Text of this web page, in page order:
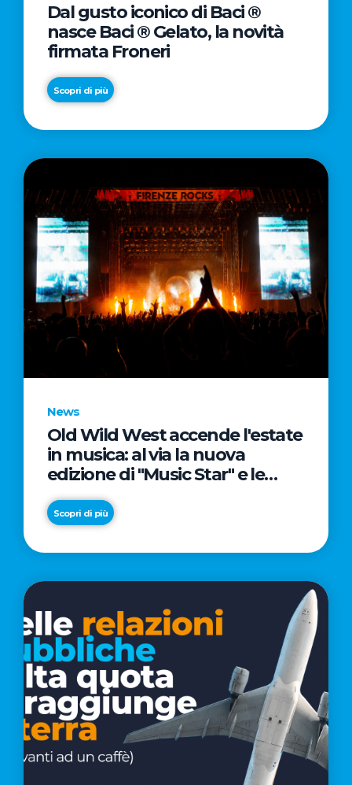
Dal gusto iconico di Baci ®
nasce Baci ® Gelato, la novità
firmata Froneri
Scopri di più
News
Old Wild West accende l'estate
in musica: al via la nuova
edizione di "Music Star" e le
prestigiose partnership con
Radio Italia e Live Nation
Scopri di più